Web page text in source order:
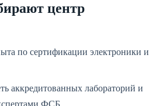
центр
по сертификации электроники и
аккредитованных лабораторий и
ФСБ